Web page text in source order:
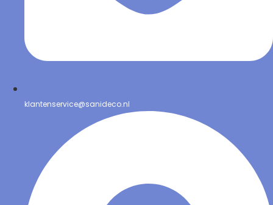
klantenservice@sanideco.nl